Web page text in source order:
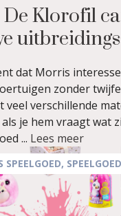
De Klorofil
dat Morris
zonder
verschillende
je hem vraagt wat
... Lees meer
SPEELGOED, SPEELGOED